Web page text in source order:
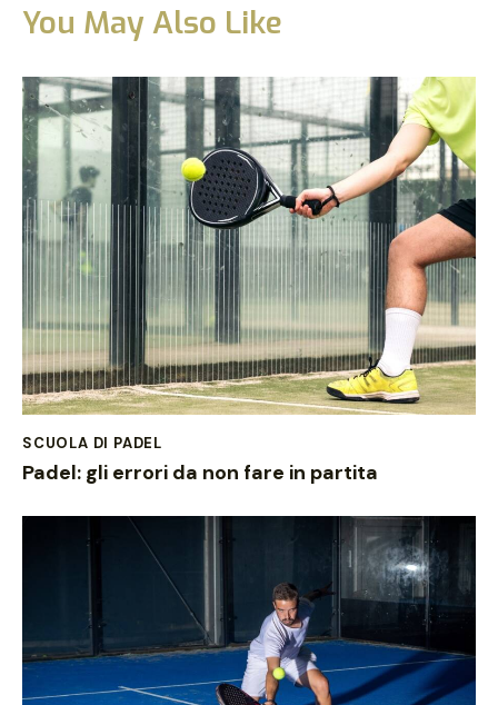
You May Also Like
SCUOLA DI PADEL
Padel: gli errori da non fare in partita